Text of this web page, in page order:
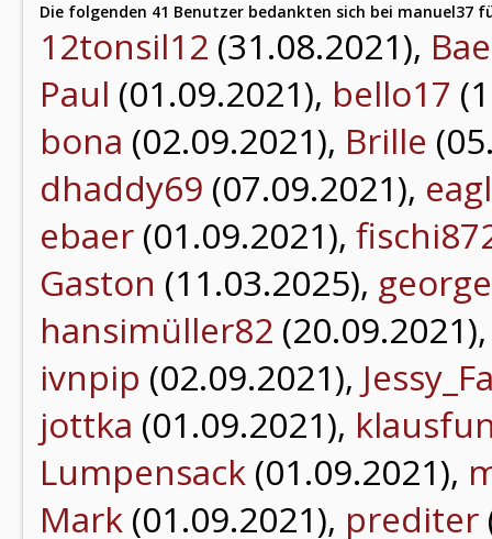
Die folgenden 41 Benutzer bedankten sich bei manuel37
12tonsil12 (31.08.2021),
Paul (01.09.2021), bello17
bona (02.09.2021), Brille
dhaddy69 (07.09.2021),
ebaer (01.09.2021),
Gaston (11.03.2025),
hansimüller82
ivnpip (02.09.2021),
jottka (01.09.2021),
Lumpensack (01.09.2021),
Mark (01.09.2021), prediter